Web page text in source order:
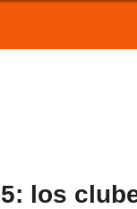
los